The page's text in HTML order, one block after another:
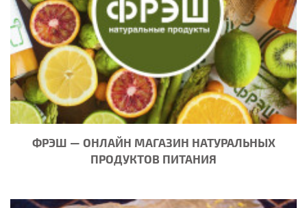
ФРЭШ — ОНЛАЙН МАГАЗИН НАТУРАЛЬНЫХ
ПРОДУКТОВ ПИТАНИЯ